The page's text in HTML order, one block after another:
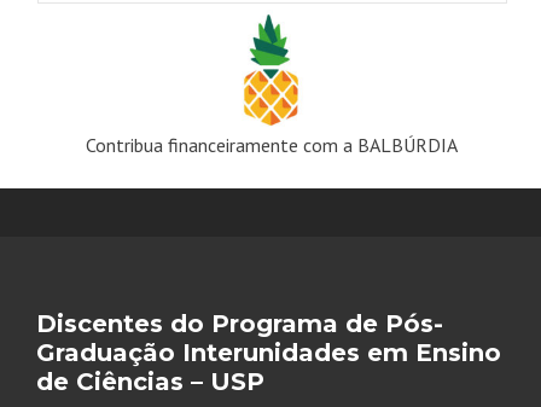
Contribua financeiramente com a BALBÚRDIA
Discentes do Programa de Pós-
Graduação Interunidades em Ensino
de Ciências – USP